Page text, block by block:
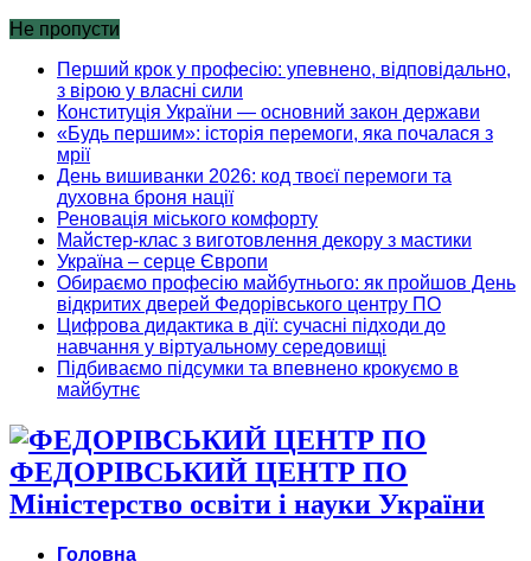
Не пропусти
Перший крок у професію: упевнено, відповідально,
з вірою у власні сили
Конституція України — основний закон держави
«Будь першим»: історія перемоги, яка почалася з
мрії
День вишиванки 2026: код твоєї перемоги та
духовна броня нації
Реновація міського комфорту
Майстер-клас з виготовлення декору з мастики
Україна – серце Європи
Обираємо професію майбутнього: як пройшов День
відкритих дверей Федорівського центру ПО
Цифрова дидактика в дії: сучасні підходи до
навчання у віртуальному середовищі
Підбиваємо підсумки та впевнено крокуємо в
майбутнє
ФЕДОРІВСЬКИЙ ЦЕНТР ПО
Міністерство освіти і науки України
Головна